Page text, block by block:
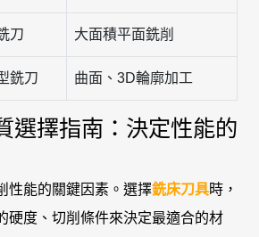
刀 大面積平面銑削
銑刀 曲面、3D輪廓加工
選擇指南：決定性能的
性能的關鍵因素。選擇銑床刀具時，
硬度、切削條件來決定最適合的材